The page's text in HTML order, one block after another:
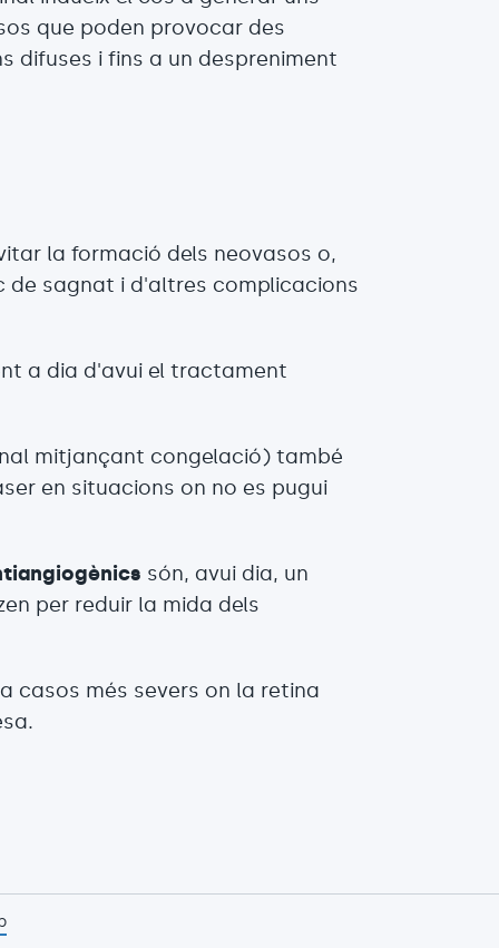
que poden provocar des
difuses i fins a un despreniment
la formació dels neovasos o,
de sagnat i d'altres complicacions
a dia d'avui el tractament
mitjançant congelació) també
en situacions on no es pugui
són, avui dia, un
per reduir la mida dels
casos més severs on la retina